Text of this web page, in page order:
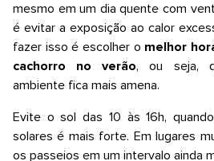
mesmo em um dia quente com
é evitar a exposição ao calor
fazer isso é escolher o melhor
cachorro no verão, ou seja,
ambiente fica mais amena.
Evite o sol das 10 às 16h,
solares é mais forte. Em lugares
os passeios em um intervalo ainda